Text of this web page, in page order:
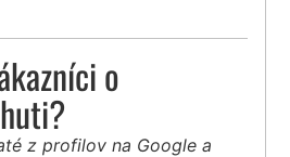
o
z profilov na Google a